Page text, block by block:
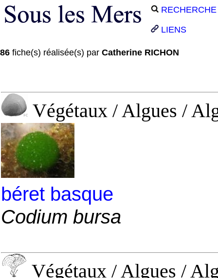
RECHERCHE
LIENS
86 fiche(s) réalisée(s) par Catherine RICHON
Végétaux / Algues /
béret basque
Codium bursa
Végétaux / Algues /